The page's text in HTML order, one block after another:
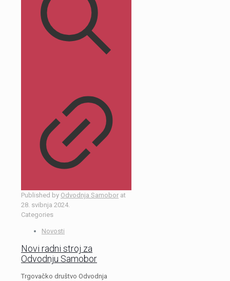
Published by Odvodnja Samobor at
28. svibnja 2024.
Categories
Novosti
Novi radni stroj za
Odvodnju Samobor
Trgovačko društvo Odvodnja